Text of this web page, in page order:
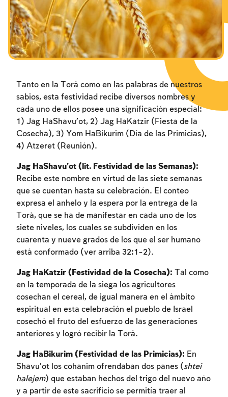
Tanto en la Torá como en las palabras de nuestros
sabios, esta festividad recibe diversos nombres y
cada uno de ellos posee una significación especial:
1) Jag HaShavu’ot, 2) Jag HaKatzir (Fiesta de la
Cosecha), 3) Yom HaBikurim (Día de las Primicias),
4) Atzeret (Reunión).
Jag HaShavu’ot (lit. Festividad de las Semanas):
Recibe este nombre en virtud de las siete semanas
que se cuentan hasta su celebración. El conteo
expresa el anhelo y la espera por la entrega de la
Torá, que se ha de manifestar en cada uno de los
siete niveles, los cuales se subdividen en los
cuarenta y nueve grados de los que el ser humano
está conformado (ver arriba 32:1-2).
Jag HaKatzir (Festividad de la Cosecha): Tal como
en la temporada de la siega los agricultores
cosechan el cereal, de igual manera en el ámbito
espiritual en esta celebración el pueblo de Israel
cosechó el fruto del esfuerzo de las generaciones
anteriores y logró recibir la Torá.
Jag HaBikurim (Festividad de las Primicias): En
Shavu’ot los cohanim ofrendaban dos panes (shtei
halejem) que estaban hechos del trigo del nuevo año
y a partir de este sacrificio se permitía traer al